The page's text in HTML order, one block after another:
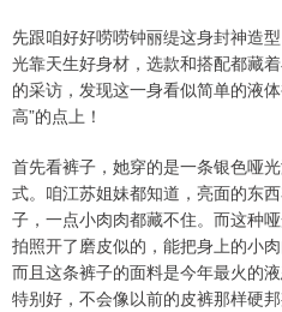
先跟咱好好唠唠钟丽缇这身封神造
光靠天生好身材，选款和搭配都藏
的采访，发现这一身看似简单的液
高”的点上！
首先看裤子，她穿的是一条银色哑
式。咱江苏姐妹都知道，亮面的东
子，一点小肉肉都藏不住。而这种
拍照开了磨皮似的，能把身上的小
而且这条裤子的面料是今年最火的
特别好，不会像以前的皮裤那样硬